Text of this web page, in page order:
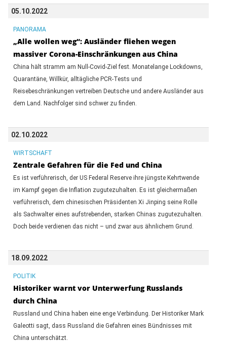
05.10.2022
PANORAMA
„Alle wollen weg“: Ausländer fliehen wegen
massiver Corona-Einschränkungen aus China
China hält stramm am Null-Covid-Ziel fest. Monatelange Lockdowns,
Quarantäne, Willkür, alltägliche PCR-Tests und
Reisebeschränkungen vertreiben Deutsche und andere Ausländer aus
dem Land. Nachfolger sind schwer zu finden.
02.10.2022
WIRTSCHAFT
Zentrale Gefahren für die Fed und China
Es ist verführerisch, der US Federal Reserve ihre jüngste Kehrtwende
im Kampf gegen die Inflation zugutezuhalten. Es ist gleichermaßen
verführerisch, dem chinesischen Präsidenten Xi Jinping seine Rolle
als Sachwalter eines aufstrebenden, starken Chinas zugutezuhalten.
Doch beide verdienen das nicht – und zwar aus ähnlichem Grund.
18.09.2022
POLITIK
Historiker warnt vor Unterwerfung Russlands
durch China
Russland und China haben eine enge Verbindung. Der Historiker Mark
Galeotti sagt, dass Russland die Gefahren eines Bündnisses mit
China unterschätzt.